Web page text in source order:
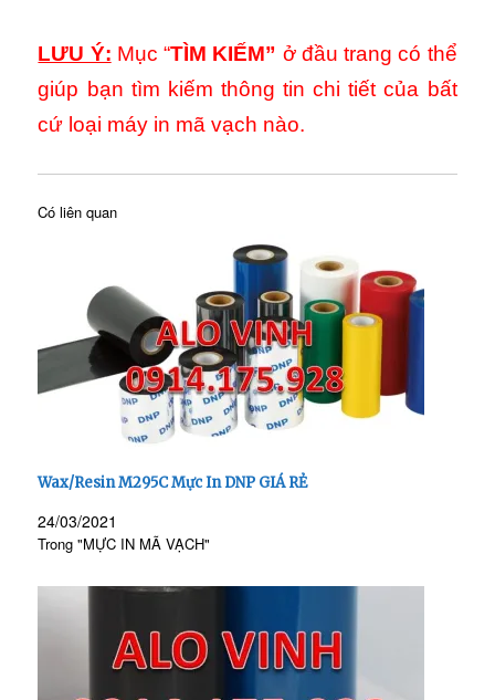
LƯU Ý: Mục “TÌM KIẾM” ở đầu trang có thể
giúp bạn tìm kiếm thông tin chi tiết của bất
cứ loại máy in mã vạch nào.
Có liên quan
Wax/Resin M295C Mực In DNP GIÁ RẺ
24/03/2021
Trong "MỰC IN MÃ VẠCH"